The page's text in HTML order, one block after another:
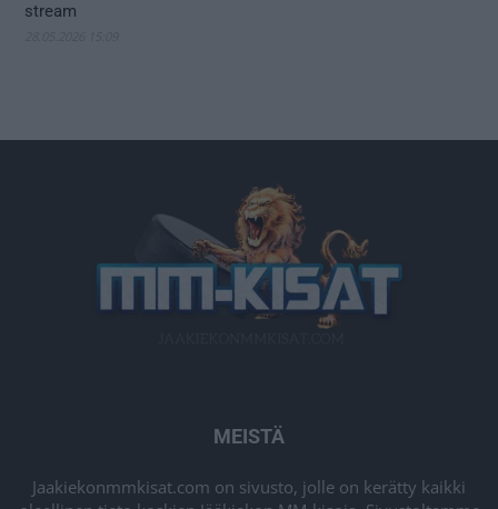
stream
MEISTÄ
Jaakiekonmmkisat.com on sivusto, jolle on kerätty kaikki